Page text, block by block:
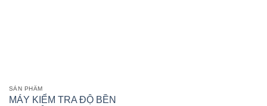
SẢN PHẨM
MÁY KIỂM TRA ĐỘ BỀN